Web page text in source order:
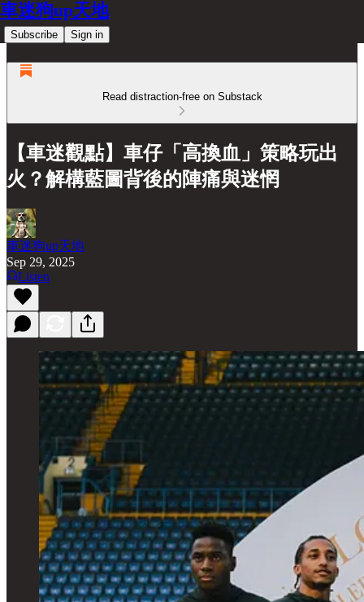
車迷狗up天地
Subscribe Sign in
Read distraction-free on Substack
【車迷觀點】車仔「高換血」策略玩出
火？解構藍圖背後的陣痛與迷惘
車迷狗up天地
Sep 29, 2025
Listen